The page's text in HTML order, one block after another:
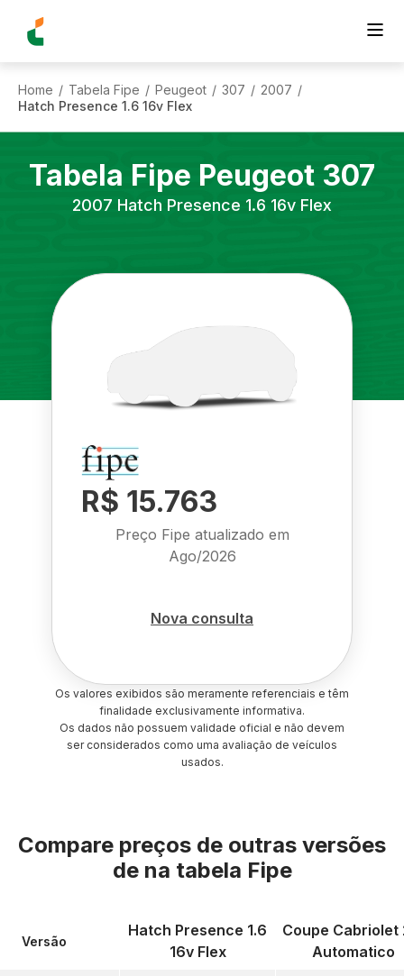
Home / Tabela Fipe / Peugeot / 307 / 2007 /
Hatch Presence 1.6 16v Flex
Tabela Fipe Peugeot 307
2007 Hatch Presence 1.6 16v Flex
R$ 15.763
Preço Fipe atualizado em
Ago/2026
Nova consulta
Os valores exibidos são meramente referenciais e têm
finalidade exclusivamente informativa.
Os dados não possuem validade oficial e não devem
ser considerados como uma avaliação de veículos
usados.
Compare preços de outras versões
de na tabela Fipe
Versão
Hatch Presence 1.6
16v Flex
Coupe Cabriolet
Automatico